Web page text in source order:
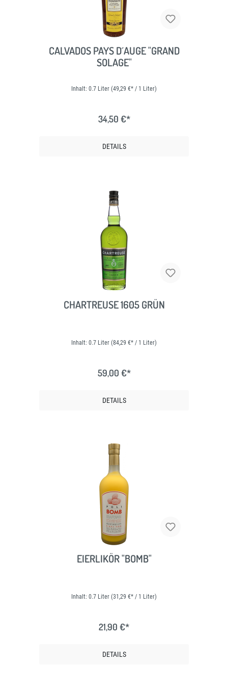
CALVADOS PAYS D´AUGE "GRAND
SOLAGE"
Inhalt: 0.7 Liter (49,29 €* / 1 Liter)
34,50 €*
DETAILS
CHARTREUSE 1605 GRÜN
Inhalt: 0.7 Liter (84,29 €* / 1 Liter)
59,00 €*
DETAILS
EIERLIKÖR "BOMB"
Inhalt: 0.7 Liter (31,29 €* / 1 Liter)
21,90 €*
DETAILS